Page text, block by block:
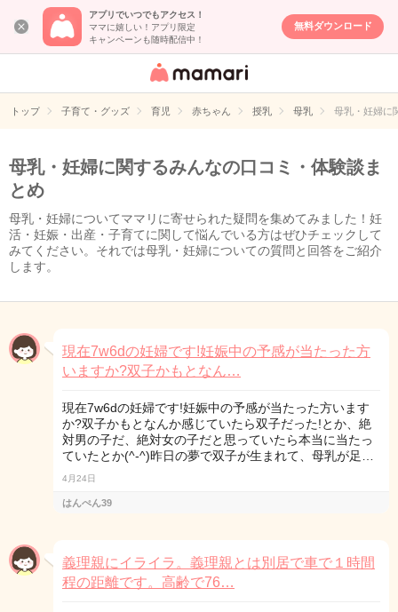
アプリでいつでもアクセス！
ママに嬉しい！アプリ限定
キャンペーンも随時配信中！
無料ダウンロード
女性専用匿名QA
イト
トップ 子育て・グッズ 育児 赤ちゃん 授乳 母乳 母乳・妊婦に
母乳・妊婦に関するみんなの口コミ・体験談ま
とめ
母乳・妊婦についてママリに寄せられた疑問を集めてみました！妊
活・妊娠・出産・子育てに関して悩んでいる方はぜひチェックして
みてください。それでは母乳・妊婦についての質問と回答をご紹介
します。
現在7w6dの妊婦です!妊娠中の予感が当たった方
いますか?双子かもとなん…
現在7w6dの妊婦です!妊娠中の予感が当たった方います
か?双子かもとなんか感じていたら双子だった!とか、絶
対男の子だ、絶対女の子だと思っていたら本当に当たっ
ていたとか(^-^)昨日の夢で双子が生まれて、母乳が足…
4月24日
はんぺん39
義理親にイライラ。義理親とは別居で車で１時間
程の距離です。高齢で76…